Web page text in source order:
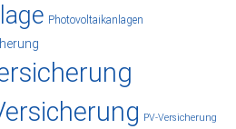
Photovoltaikanlagen
PV-Versicherung